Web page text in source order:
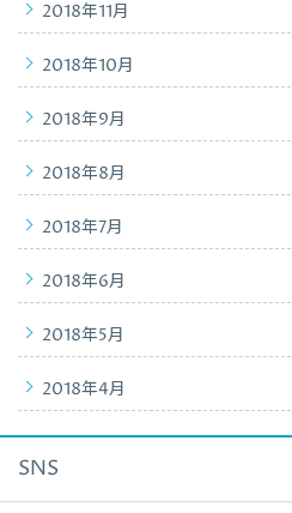
2018年11月
2018年10月
2018年9月
2018年8月
2018年7月
2018年6月
2018年5月
2018年4月
SNS